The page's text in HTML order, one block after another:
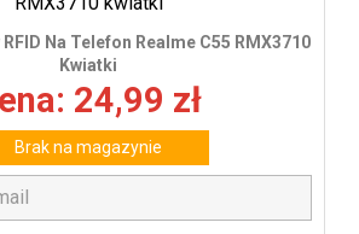
Na Telefon Realme C55 RMX3710
Kwiatki
24,99 zł
Brak na magazynie